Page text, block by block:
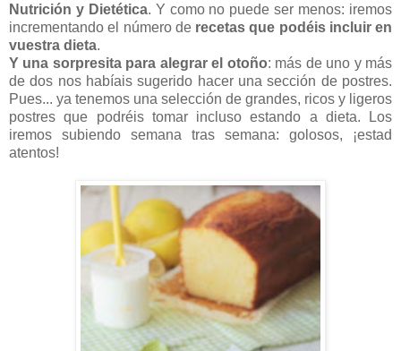
Nutrición y Dietética. Y como no puede ser menos: iremos
incrementando el número de recetas que podéis incluir en
vuestra dieta.
Y una sorpresita para alegrar el otoño: más de uno y más
de dos nos habíais sugerido hacer una sección de postres.
Pues... ya tenemos una selección de grandes, ricos y ligeros
postres que podréis tomar incluso estando a dieta. Los
iremos subiendo semana tras semana: golosos, ¡estad
atentos!